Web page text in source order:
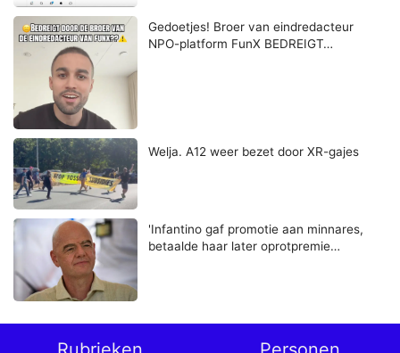
Gedoetjes! Broer van eindredacteur
NPO-platform FunX BEDREIGT…
Welja. A12 weer bezet door XR-gajes
'Infantino gaf promotie aan minnares,
betaalde haar later oprotpremie…